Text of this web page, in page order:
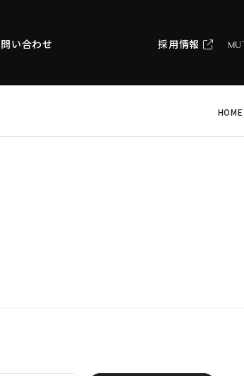
い合わせ 採用情報
HOME